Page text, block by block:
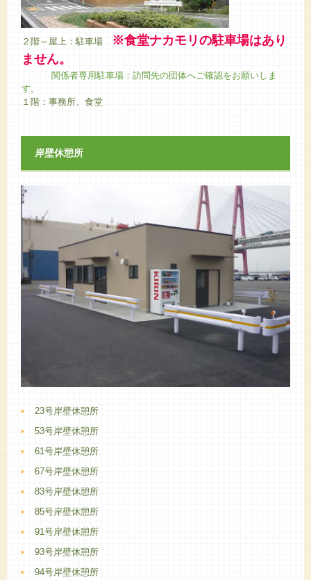
２階～屋上：駐車場
※食堂ナカモリの駐車場はあり
ません。
関係者専用駐車場：訪問先の団体へご確認をお願いしま
す。
１階：事務所、食堂
岸壁休憩所
23号岸壁休憩所
53号岸壁休憩所
61号岸壁休憩所
67号岸壁休憩所
83号岸壁休憩所
85号岸壁休憩所
91号岸壁休憩所
93号岸壁休憩所
94号岸壁休憩所